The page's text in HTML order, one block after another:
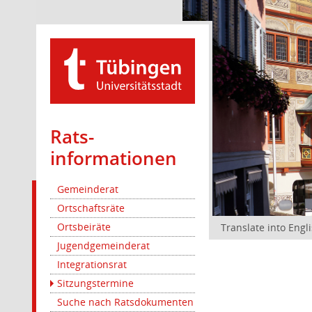
Rats­
informationen
Gemeinderat
Ortschaftsräte
Ortsbeiräte
Jugendgemeinderat
Integrationsrat
Sitzungstermine
Suche nach Ratsdokumenten
Translate into